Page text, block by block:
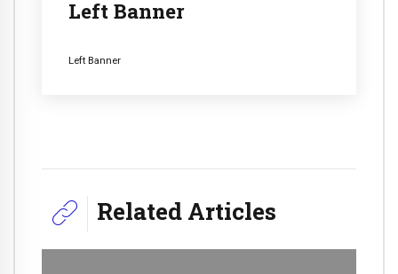
Left Banner
Left Banner
Related Articles